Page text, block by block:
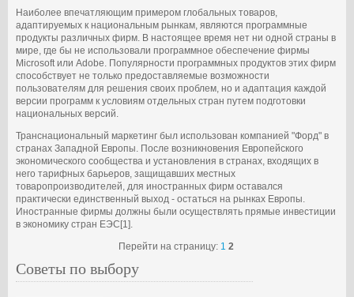
Наиболее впечатляющим примером глобальных товаров,
адаптируемых к национальным рынкам, являются программные
продукты различных фирм. В настоящее время нет ни одной страны в
мире, где бы не использовали программное обеспечение фирмы
Microsoft или Adobe. Популярности программных продуктов этих фирм
способствует не только предоставляемые возможности
пользователям для решения своих проблем, но и адаптация каждой
версии программ к условиям отдельных стран путем подготовки
национальных версий.
Транснациональный маркетинг был использован компанией "Форд" в
странах Западной Европы. После возникновения Европейского
экономического сообщества и установления в странах, входящих в
него тарифных барьеров, защищавших местных
товаропроизводителей, для иностранных фирм оставался
практически единственный выход - остаться на рынках Европы.
Иностранные фирмы должны были осуществлять прямые инвестиции
в экономику стран ЕЭС[1].
Перейти на страницу: 1 2
Советы по выбору